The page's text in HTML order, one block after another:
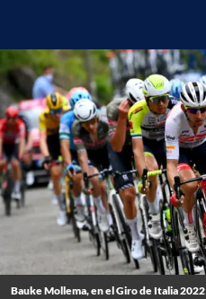
Bauke Mollema, en el Giro de Italia 2022